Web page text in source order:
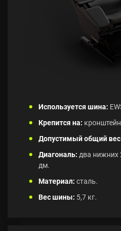
Используется шина:
Крепится на:
Допустимый общий
Диагональ: два нижних
дм.
Материал: сталь.
Вес шины: 5,7 кг.